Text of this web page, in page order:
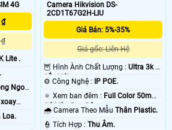
4G
₫
₫
Lite .
Ngoại
xoay
Loa.
Camera Hikvision DS-
2CD1T67G2H-LIU
Giá Bán: 5%-35%
Giá gốc: Liên Hệ
🦉 Hình Ành Chất Lượng :Ultra 3k +
Sắc Nét .
⚙ Công Nghệ :
IP POE.
🔅 Xem ban đêm : Full Color 50m
Có Màu Ban Ðêm.
🌧️ Camera Theo MẫuThân Plastic.
️👮 Tích Hợp :Thu Âm.